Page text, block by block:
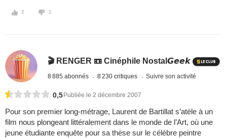
2 1
🎬 RENGER 📼 Cinéphile Nostal𝙂𝙚𝙚𝙠
8 885 abonnés 8 230 critiques Suivre son activité
0,5 Publiée le 2 décembre 2007
Pour son premier long-métrage, Laurent de Bartillat s’atèle à un
film nous plongeant littéralement dans le monde de l’Art, où une
jeune étudiante enquête pour sa thèse sur le célèbre peintre